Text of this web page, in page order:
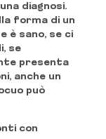
diagnosi.
forma di un
è sano, se ci
se
presenta
anche un
può
con